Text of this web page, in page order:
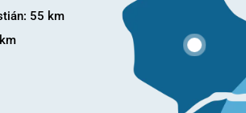
55 km
Informazio gehiago